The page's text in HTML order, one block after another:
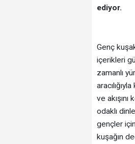
ediyor.
Genç
içerikleri
zamanlı
ve
odaklı
gençler
kuşağın